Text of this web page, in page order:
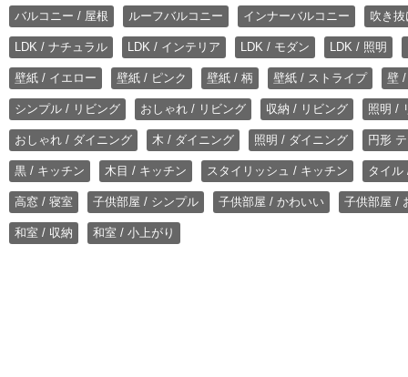
バルコニー / 屋根 ルーフバルコニー インナーバルコニー 吹き
LDK / ナチュラル LDK / インテリア LDK / モダン LDK / 照明
壁紙 / イエロー 壁紙 / ピンク 壁紙 / 柄 壁紙 / ストライプ 壁
シンプル / リビング おしゃれ / リビング 収納 / リビング 照明 /
おしゃれ / ダイニング 木 / ダイニング 照明 / ダイニング 円形
黒 / キッチン 木目 / キッチン スタイリッシュ / キッチン タイル
高窓 / 寝室 子供部屋 / シンプル 子供部屋 / かわいい 子供部屋 /
和室 / 収納 和室 / 小上がり